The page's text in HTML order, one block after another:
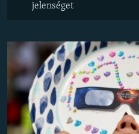
jelenséget